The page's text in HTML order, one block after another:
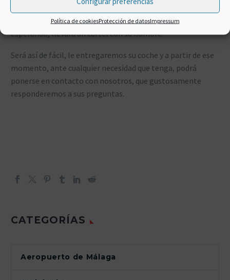
Política de cookiesProtección de datosImpressum
Para que usted pueda identificar a la persona que le estará
esperando, llevará un cartel con su nombre.
Será así de fácil, le entregaremos su coche y a partir de ese
momento, ante cualquier necesidad que tenga, podrá
ponerse en contacto con nosotros, que gustosamente
responderemos a sus preguntas.
CATEGORÍAS
Aeropuerto de Málaga